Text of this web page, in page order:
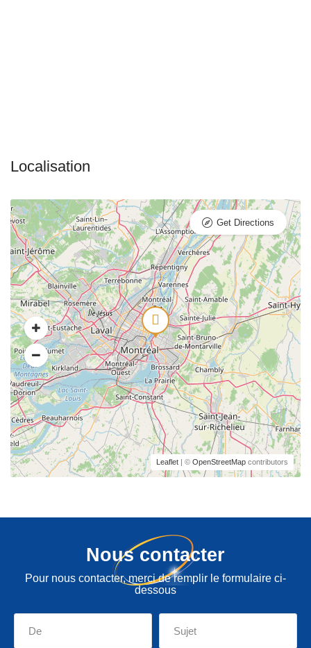
Leaflet | © OpenStreetMap contributors
Get Directions
Nous contacter
Pour nous contacter, merci de remplir le formulaire ci-
dessous